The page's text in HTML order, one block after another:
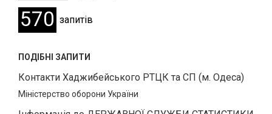
570 запитів
ПОДІБНІ ЗАПИТИ
Контакти Хаджибейського РТЦК та СП (м. Одеса)
Міністерство оборони України